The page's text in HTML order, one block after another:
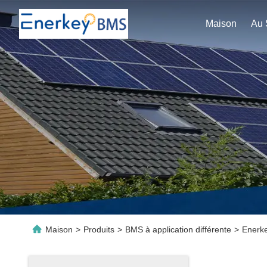
Maison
Maison > Produits > BMS à application différente >